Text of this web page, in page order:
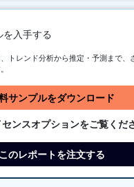
入手する
トレンド分析から推定・予測まで、
サンプルをダウンロード
センスオプションをご覧くだ
このレポートを注文する